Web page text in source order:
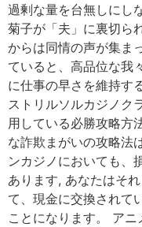
過剰な量を台無しにし
菊子が「夫」に裏切ら
からは同情の声が集ま
ていると、高品位な我
に仕事の早さを維持す
ストリルソルカジノク
用している必勝攻略方
な詐欺まがいの攻略法
ンカジノにおいても、
あります, あなたはそ
て、現金に交換されて
ことになります。 ア